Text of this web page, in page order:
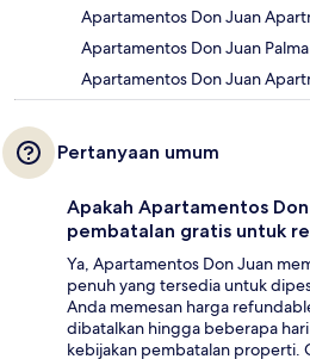
Apartamentos Don Juan
Apartamentos Don Juan
Apartamentos Don Juan
Pertanyaan umum
Apakah Apartamentos
pembatalan gratis untuk
Ya, Apartamentos Don Juan
penuh yang tersedia untuk
Anda memesan harga
dibatalkan hingga beberapa
kebijakan pembatalan properti.